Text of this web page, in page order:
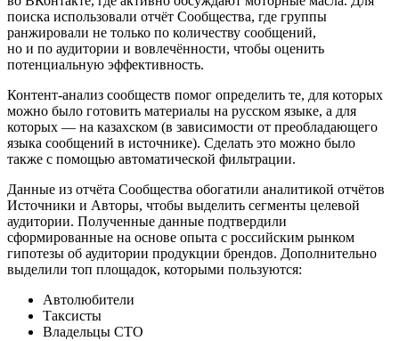
поиска использовали отчёт Сообщества, где группы
ранжировали не только по количеству сообщений,
но и по аудитории и вовлечённости, чтобы оценить
потенциальную эффективность.
Контент-анализ сообществ помог определить те, для которых
можно было готовить материалы на русском языке, а для
которых — на казахском (в зависимости от преобладающего
языка сообщений в источнике). Сделать это можно было
также с помощью автоматической фильтрации.
Данные из отчёта Сообщества обогатили аналитикой отчётов
Источники и Авторы, чтобы выделить сегменты целевой
аудитории. Полученные данные подтвердили
сформированные на основе опыта с российским рынком
гипотезы об аудитории продукции брендов. Дополнительно
выделили топ площадок, которыми пользуются:
Автолюбители
Таксисты
Владельцы CTO